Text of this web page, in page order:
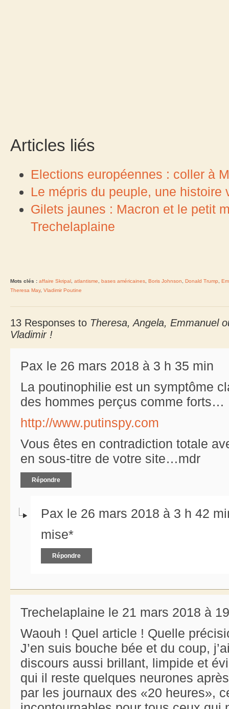
Articles liés
Elections européennes : coller à
Le mépris du peuple, une
Gilets jaunes : Macron et le petit
Trechelaplaine
Mots clés : affaire Skripal atlantisme bases américaines Boris Johnson Donald Trump
Theresa May, Vladimir Poutine
13 Responses to Theresa, Angela, Emmanuel
Vladimir !
Pax le 26 mars 2018 à 3 h 35 min
La poutinophilie est un symptôme
des hommes perçus comme forts…
http://www.putinspy.com
Vous êtes en contradiction totale
en sous-titre de votre site…mdr
Répondre
Pax le 26 mars 2018 à 3 h 42
mise*
Répondre
Trechelaplaine le 21 mars 2018 à
Waouh ! Quel article ! Quelle
J’en suis bouche bée et du coup,
discours aussi brillant, limpide et
qui il reste quelques neurones
par les journaux des «20 heures»,